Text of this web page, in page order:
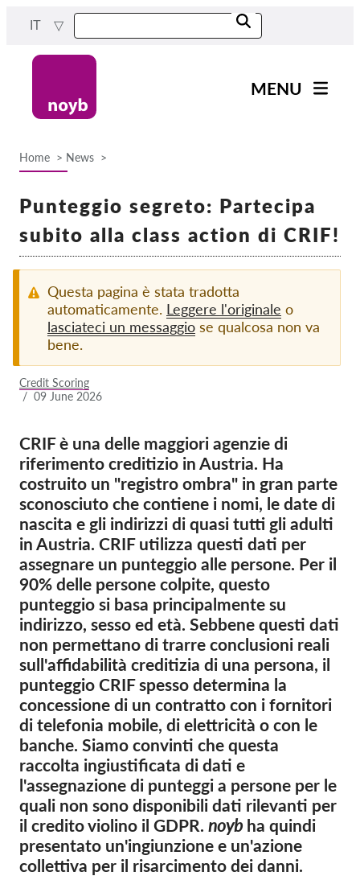
content
IT
MENU
Progetti
Exercise your rights!
Sponsorizzazione
Tax deductability
Area riservata
Su di noi
Team
Rapporti annuali
FAQs
Lavora con noi
Azioni rappresentative
OnionShare
Media
Contatti
GDPRhub
Home News
Punteggio segreto: Partecipa
subito alla class action di CRIF!
Questa pagina è stata tradotta
automaticamente. Leggere l'originale o
lasciateci un messaggio se qualcosa non va
bene.
Credit Scoring
/ 09 June 2026
CRIF è una delle maggiori agenzie di
riferimento creditizio in Austria. Ha
costruito un "registro ombra" in gran parte
sconosciuto che contiene i nomi, le date di
nascita e gli indirizzi di quasi tutti gli adulti
in Austria. CRIF utilizza questi dati per
assegnare un punteggio alle persone. Per il
90% delle persone colpite, questo
punteggio si basa principalmente su
indirizzo, sesso ed età. Sebbene questi dati
non permettano di trarre conclusioni reali
sull'affidabilità creditizia di una persona, il
punteggio CRIF spesso determina la
concessione di un contratto con i fornitori
di telefonia mobile, di elettricità o con le
banche. Siamo convinti che questa
raccolta ingiustificata di dati e
l'assegnazione di punteggi a persone per le
quali non sono disponibili dati rilevanti per
il credito violino il GDPR. noybha quindi
presentato un'ingiunzione e un'azione
collettiva per il risarcimento dei danni.